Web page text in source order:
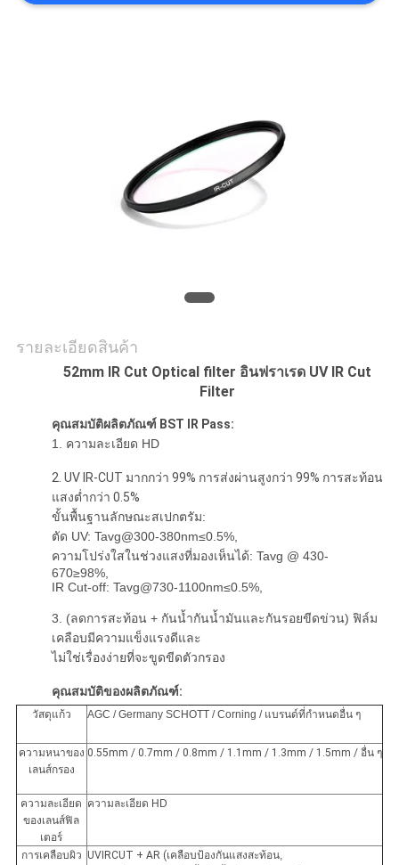
รายละเอียดสินค้า
52mm IR Cut Optical filter อินฟราเรด UV IR Cut
Filter
คุณสมบัติผลิตภัณฑ์ BST IR Pass:
1. ความละเอียด HD
2. UV IR-CUT มากกว่า 99% การส่งผ่านสูงกว่า 99% การสะท้อน
แสงต่ำกว่า 0.5%
ขั้นพื้นฐานลักษณะสเปกตรัม:
ตัด UV: Tavg@300-380nm≤0.5%,
ความโปร่งใสในช่วงแสงที่มองเห็นได้: Tavg @ 430-
670≥98%,
IR Cut-off: Tavg@730-1100nm≤0.5%,
3. (ลดการสะท้อน + กันน้ำกันน้ำมันและกันรอยขีดข่วน) ฟิล์ม
เคลือบมีความแข็งแรงดีและ
ไม่ใช่เรื่องง่ายที่จะขูดขีดตัวกรอง
คุณสมบัติของผลิตภัณฑ์:
วัสดุแก้ว AGC / Germany SCHOTT / Corning / แบรนด์ที่กำหนดอื่น ๆ
ความหนาของ
เลนส์กรอง
0.55mm / 0.7mm / 0.8mm / 1.1mm / 1.3mm / 1.5mm / อื่น ๆ
ความละเอียด
ของเลนส์ฟิล
เตอร์
ความละเอียด HD
การเคลือบผิว UVIRCUT + AR (เคลือบป้องกันแสงสะท้อน,